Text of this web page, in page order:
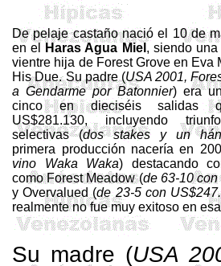
De pelaje castaño nació el 10 de
en el Haras Agua Miel , siendo
vientre hija de ForestGrove en Eva
His Due. Su padre (USA 2001,
a Gendarme porBatonnier) era
cinco en dieciséis salidas
US$281.130, incluyendo
selectivas (dosstakesy un
primera producción nacería en
vino Waka Waka) destacando
comoForest Meadow(de 63-10
yOvervalued(de 23-5 con
realmente no fue muy exitoso en
Su madre (USA